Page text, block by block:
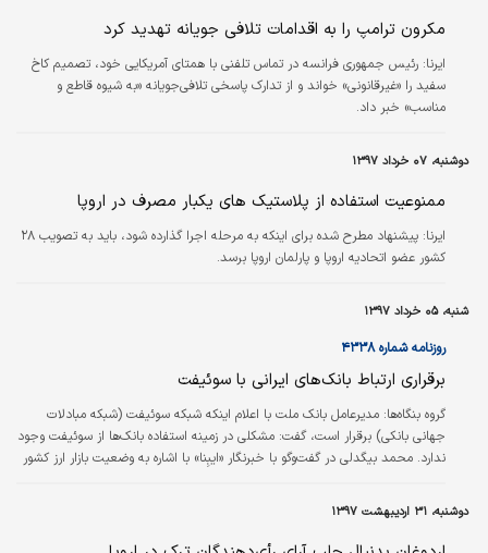
مکرون ترامپ را به اقدامات تلافی جویانه تهدید کرد
ایرنا: رئیس جمهوری فرانسه در تماس تلفنی با همتای آمریکایی خود، تصمیم کاخ
سفید را «غیرقانونی» خواند و از تدارک پاسخی تلافی‌جویانه «به شیوه قاطع و
مناسب» خبر داد.
دوشنبه، ۰۷ خرداد ۱۳۹۷
ممنوعیت استفاده از پلاستیک های یکبار مصرف در اروپا
ایرنا:
پیشنهاد مطرح شده برای اینکه به مرحله اجرا گذارده شود، باید به تصویب ۲۸
کشور عضو اتحادیه اروپا و پارلمان اروپا برسد.
شنبه، ۰۵ خرداد ۱۳۹۷
روزنامه شماره ۴۳۳۸
برقراری ارتباط بانک‌های ایرانی با سوئیفت
گروه بنگاه‌ها: مدیرعامل بانک ملت با اعلام اینکه شبکه سوئیفت (شبکه مبادلات
جهانی بانکی) برقرار است، گفت:‌ مشکلی در زمینه استفاده بانک‌ها از سوئیفت وجود
ندارد. محمد بیگدلی در گفت‌وگو با خبرنگار «ایبِنا» با اشاره به وضعیت بازار ارز کشور
آمریکا از برجام، اگر تامین ارزی مانند گذشته صورت بگیرد، مساله خاصی در این
زمینه نخواهیم داشت.
دوشنبه، ۳۱ اردیبهشت ۱۳۹۷